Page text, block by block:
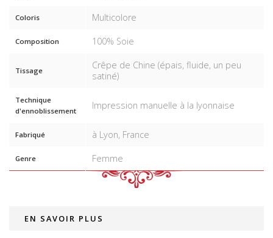
Coloris Multicolore
Composition 100% Soie
Tissage
Crêpe de Chine (épais, fluide, un peu
satiné)
Technique
d'ennoblissement
Impression manuelle à la lyonnaise
Fabriqué à Lyon, France
Genre Femme
EN SAVOIR PLUS